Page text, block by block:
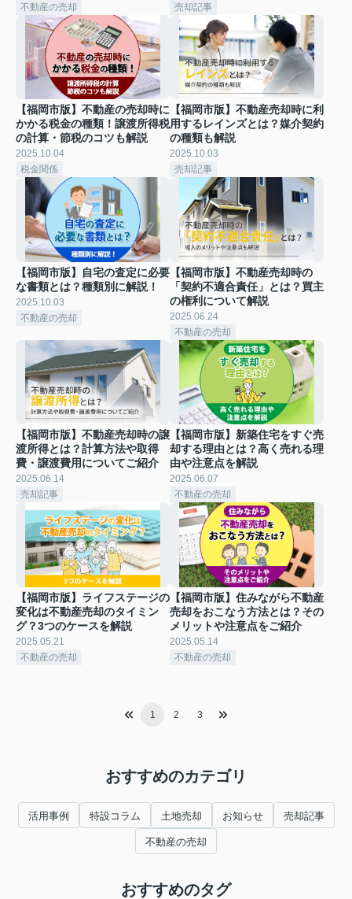
不動産の売却
売却記事
【福岡市版】不動産の売却時に
かかる税金の種類！譲渡所得税
の計算・節税のコツも解説
2025.10.04
税金関係
【福岡市版】不動産売却時に利
用するレインズとは？媒介契約
の種類も解説
2025.10.03
売却記事
【福岡市版】自宅の査定に必要
な書類とは？種類別に解説！
2025.10.03
不動産の売却
【福岡市版】不動産売却時の
「契約不適合責任」とは？買主
の権利について解説
2025.06.24
不動産の売却
【福岡市版】不動産売却時の譲
渡所得とは？計算方法や取得
費・譲渡費用についてご紹介
2025.06.14
売却記事
【福岡市版】新築住宅をすぐ売
却する理由とは？高く売れる理
由や注意点を解説
2025.06.07
不動産の売却
【福岡市版】ライフステージの
変化は不動産売却のタイミン
グ？3つのケースを解説
2025.05.21
不動産の売却
【福岡市版】住みながら不動産
売却をおこなう方法とは？その
メリットや注意点をご紹介
2025.05.14
不動産の売却
1 2 3
おすすめのカテゴリ
活用事例 特設コラム 土地売却 お知らせ 売却記事
不動産の売却
おすすめのタグ